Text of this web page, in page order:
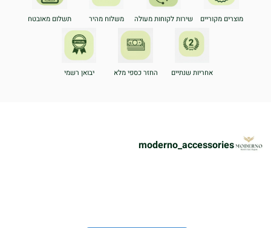
מוצרים מקוריים שירות לקוחות מעולה משלוח מהיר תשלום מאובטח
אחריות שנתיים החזר כספי מלא יבואן רשמי
moderno_accessories